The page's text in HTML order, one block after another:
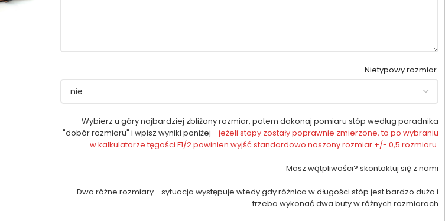
Nietypowy rozmiar
Wybierz u góry najbardziej zbliżony rozmiar, potem dokonaj pomiaru stóp według poradnika
"dobór rozmiaru" i wpisz wyniki poniżej - jeżeli stopy zostały poprawnie zmierzone, to po wybraniu
w kalkulatorze tęgości F1/2 powinien wyjść standardowo noszony rozmiar +/- 0,5 rozmiaru.
Masz wątpliwości? skontaktuj się z nami
Dwa różne rozmiary - sytuacja występuje wtedy gdy różnica w długości stóp jest bardzo duża i
trzeba wykonać dwa buty w różnych rozmiarach